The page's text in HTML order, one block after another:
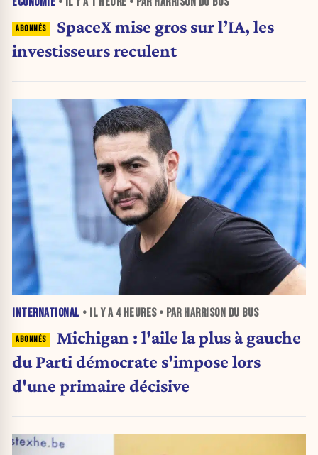
SpaceX mise gros sur l’IA, les
investisseurs reculent
INTERNATIONAL • IL Y A 4 HEURES• PAR HARRISON DU BUS
Michigan : l'aile la plus à gauche
du Parti démocrate s'impose lors
d'une primaire décisive